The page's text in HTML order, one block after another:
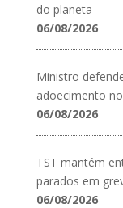
do planeta
06/08/2026
Ministro
adoecimento
06/08/2026
TST mantém
parados em
06/08/2026